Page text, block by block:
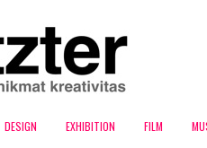
DESIGN EXHIBITION FILM